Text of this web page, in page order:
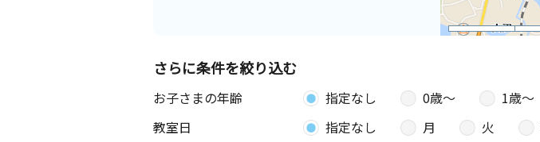
さらに条件を絞り込む
お子さまの年齢 指定なし 0歳〜 1歳〜
教室日
指定なし 月 火